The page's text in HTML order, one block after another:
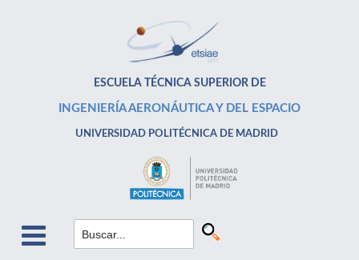
ESCUELA TÉCNICA SUPERIOR DE
INGENIERÍA AERONÁUTICA Y DEL ESPACIO
UNIVERSIDAD POLITÉCNICA DE MADRID